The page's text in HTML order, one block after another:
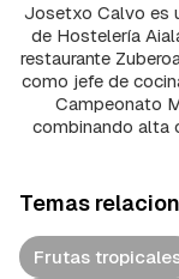
Josetxo Calvo es
de Hostelería
restaurante
como jefe de
Campeonato
combinando alta
Temas
Frutas